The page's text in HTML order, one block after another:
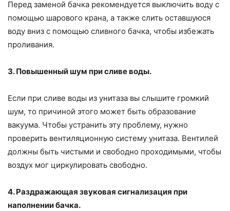
Перед заменой бачка рекомендуется выключить воду с
помощью шарового крана, а также слить оставшуюся
воду вниз с помощью сливного бачка, чтобы избежать
проливания.
3. Повышенный шум при сливе воды.
Если при сливе воды из унитаза вы слышите громкий
шум, то причиной этого может быть образование
вакуума. Чтобы устранить эту проблему, нужно
проверить вентиляционную систему унитаза. Вентилей
должны быть чистыми и свободно проходимыми, чтобы
воздух мог циркулировать свободно.
4. Раздражающая звуковая сигнализация при
наполнении бачка.